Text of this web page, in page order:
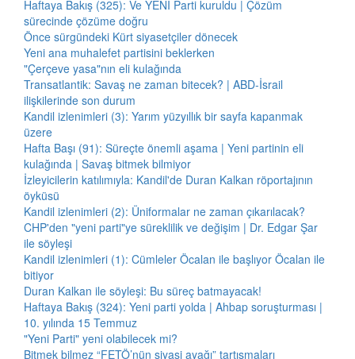
Haftaya Bakış (325): Ve YENİ Parti kuruldu | Çözüm
sürecinde çözüme doğru
Önce sürgündeki Kürt siyasetçiler dönecek
Yeni ana muhalefet partisini beklerken
"Çerçeve yasa"nın eli kulağında
Transatlantik: Savaş ne zaman bitecek? | ABD-İsrail
ilişkilerinde son durum
Kandil izlenimleri (3): Yarım yüzyıllık bir sayfa kapanmak
üzere
Hafta Başı (91): Süreçte önemli aşama | Yeni partinin eli
kulağında | Savaş bitmek bilmiyor
İzleyicilerin katılımıyla: Kandil'de Duran Kalkan röportajının
öyküsü
Kandil izlenimleri (2): Üniformalar ne zaman çıkarılacak?
CHP'den "yeni parti"ye süreklilik ve değişim | Dr. Edgar Şar
ile söyleşi
Kandil izlenimleri (1): Cümleler Öcalan ile başlıyor Öcalan ile
bitiyor
Duran Kalkan ile söyleşi: Bu süreç batmayacak!
Haftaya Bakış (324): Yeni parti yolda | Ahbap soruşturması |
10. yılında 15 Temmuz
"Yeni Parti" yeni olabilecek mi?
Bitmek bilmez “FETÖ’nün siyasi ayağı” tartışmaları